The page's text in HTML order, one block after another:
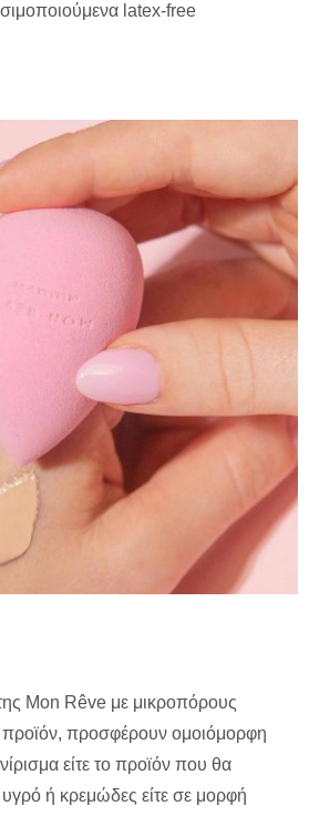
latex-free
Mon Rêve με μικροπόρους
προσφέρουν ομοιόμορφη
είτε το προϊόν που θα
υγρό ή κρεμώδες είτε σε μορφή